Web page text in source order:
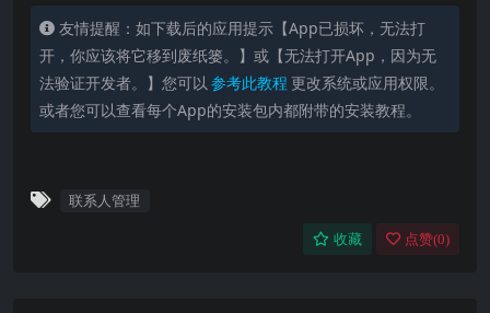
辑联系人信息，以及多种与联系人互动的方式，如
电话、短信和第三方应用消息​​。
多样化的界面主题： 包括明亮和暗黑模式，可根据
系统设置自动切换或手动选择​​。
访问联系人和执行操作​​​​。
友情提醒：如下载后的应用提示【App已损坏，无法打
开，你应该将它移到废纸篓。】或【无法打开App，因为无
法验证开发者。】您可以 参考此教程 更改系统或应用权限。
或者您可以查看每个App的安装包内都附带的安装教程。
联系人管理
收藏 点赞(0)